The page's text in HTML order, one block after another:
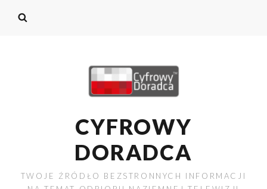
CYFROWY
DORADCA
TWOJE ŹRÓDŁO BEZSTRONNYCH INFORMACJI